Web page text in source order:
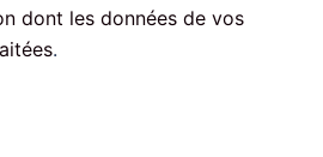
dont les données de vos
.